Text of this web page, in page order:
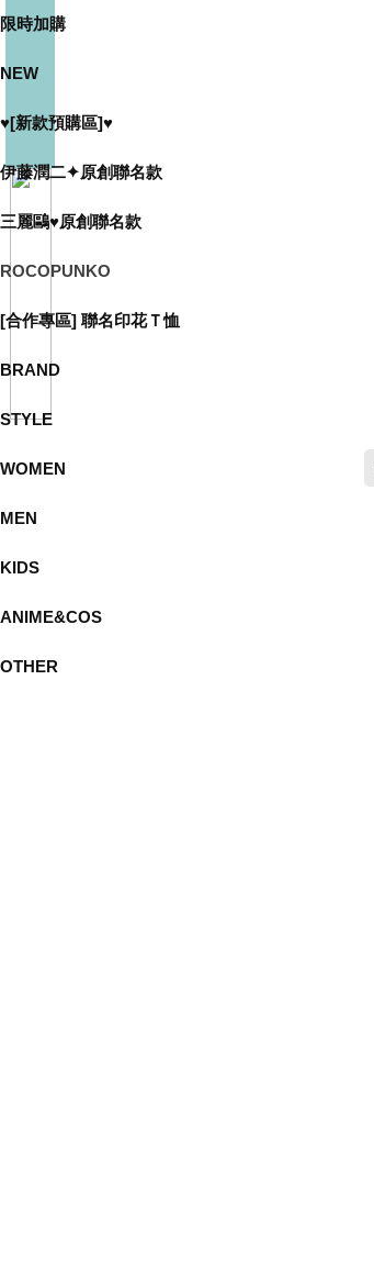
限時加購
NEW
♥[新款預購區]♥
伊藤潤二✦原創聯名款
三麗鷗♥原創聯名款
ROCOPUNKO
[合作專區] 聯名印花Ｔ恤
BRAND
STYLE
WOMEN
MEN
KIDS
ANIME&COS
OTHER